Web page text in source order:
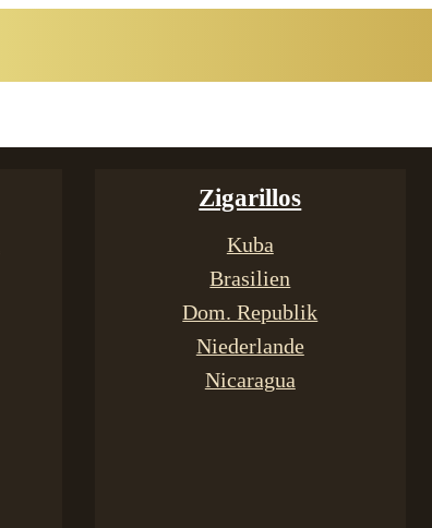
Zigarillos
Kuba
Brasilien
Dom. Republik
Niederlande
Nicaragua